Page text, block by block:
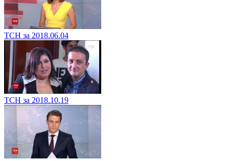
ТСН за 2018.06.04
ТСН за 2018.10.19